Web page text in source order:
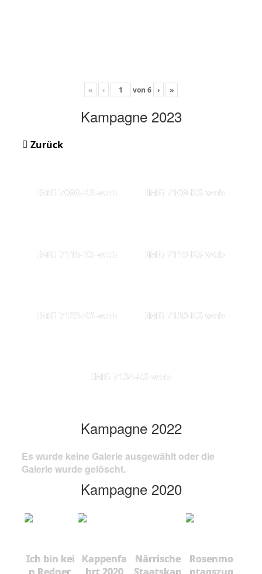
« ‹ von 6 › »
Kampagne 2023
Zurück
IMG 7098-KS-web IMG 7109-KS-web
IMG 7116-KS-web IMG 7119-KS-web
IMG 7123-KS-web IMG 7130-KS-web
IMG 7134-KS-web
Kampagne 2022
Es wurde keine Galerie ausgewählt oder die
Galerie wurde gelöscht.
Kampagne 2020
Ich bin kei
Kappenfa
Närrische
Rosenmo